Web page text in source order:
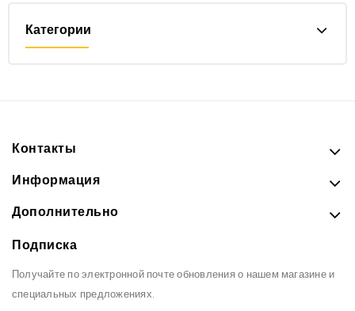
Категории
Контакты
Информация
Дополнительно
Подписка
Получайте по электронной почте обновления о нашем магазине и
специальных предложениях.